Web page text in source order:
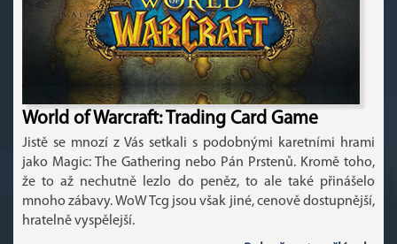
World of Warcraft: Trading Card Game
Jistě se mnozí z Vás setkali s podobnými karetními hrami
jako Magic: The Gathering nebo Pán Prstenů. Kromě toho,
že to až nechutně lezlo do peněz, to ale také přinášelo
mnoho zábavy. WoW Tcg jsou však jiné, cenově dostupnější,
hratelně vyspělejší.